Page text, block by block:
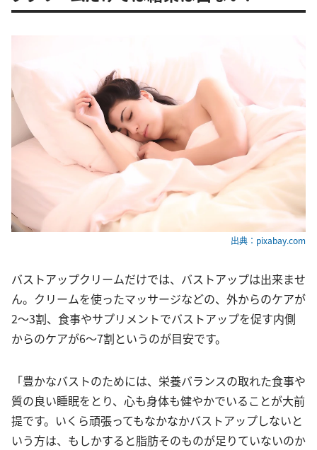
出典：pixabay.com
バストアップクリームだけでは、バストアップは出来ませ
ん。クリームを使ったマッサージなどの、外からのケアが
2〜3割、食事やサプリメントでバストアップを促す内側
からのケアが6〜7割というのが目安です。
「豊かなバストのためには、栄養バランスの取れた食事や
質の良い睡眠をとり、心も身体も健やかでいることが大前
提です。いくら頑張ってもなかなかバストアップしないと
いう方は、もしかすると脂肪そのものが足りていないのか